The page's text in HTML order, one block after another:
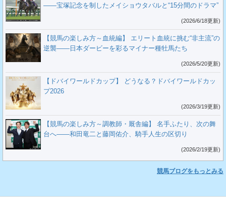
――宝塚記念を制したメイショウタバルと“15分間のドラマ”
(2026/6/18更新)
【競馬の楽しみ方～血統編】 エリート血統に挑む“非主流”の
逆襲――日本ダービーを彩るマイナー種牡馬たち
(2026/5/20更新)
【ドバイワールドカップ】 どうなる？ドバイワールドカッ
プ2026
(2026/3/19更新)
【競馬の楽しみ方～調教師・厩舎編】 名手ふたり、次の舞
台へ――和田竜二と藤岡佑介、騎手人生の区切り
(2026/2/19更新)
競馬ブログをもっとみる